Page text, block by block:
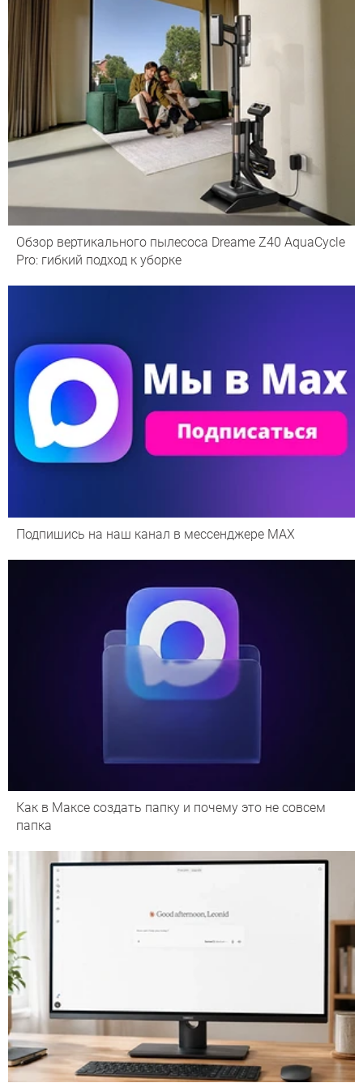
Обзор вертикального пылесоса Dreame Z40 AquaCycle
Pro: гибкий подход к уборке
Подпишись на наш канал в мессенджере МАХ
Как в Максе создать папку и почему это не совсем
папка